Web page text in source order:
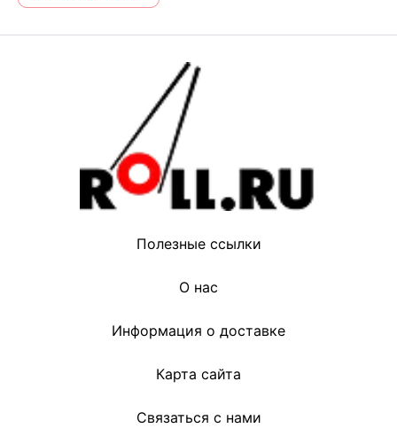
Полезные ссылки
О нас
Информация о доставке
Карта сайта
Связаться с нами